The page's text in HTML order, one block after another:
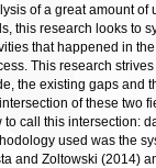
of a great amount of
this research looks to
that happened in
This research
the existing gaps and
of these two
to call this intersection:
used was the
and Zoltowski (2014)